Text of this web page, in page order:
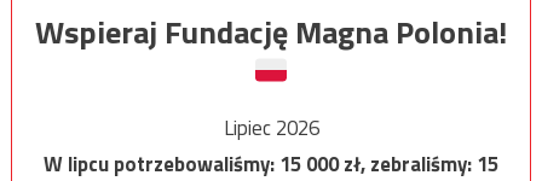
Wspieraj Fundację Magna Polonia!
Lipiec 2026
W lipcu potrzebowaliśmy:15 000zł, zebraliśmy:15